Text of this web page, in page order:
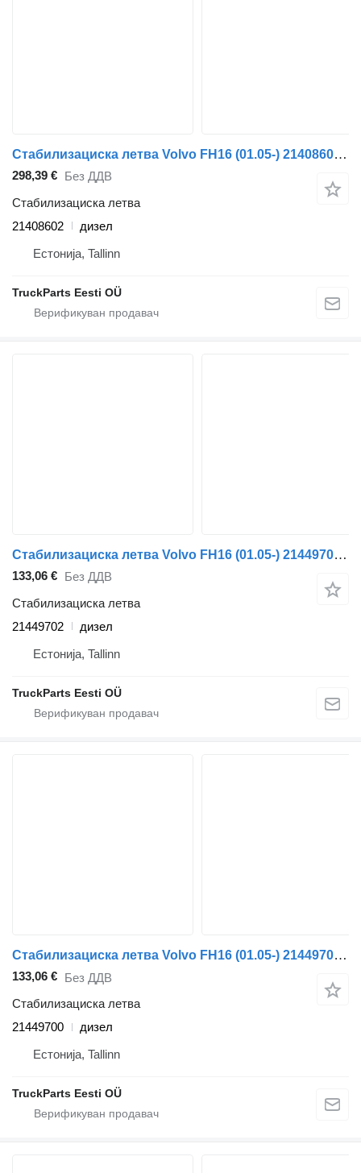
Стабилизациска летва Volvo FH16 (01.05-) 21408602 за камион влекач Volvo FH12, FH16, NH12, FH, VNL780 (1993-2014)
298,39 € Без ДДВ
Стабилизациска летва
21408602
дизел
Естонија, Tallinn
TruckParts Eesti OÜ
Стабилизациска летва Volvo FH16 (01.05-) 21449702 за камион влекач Volvo FH12, FH16, NH12, FH, VNL780 (1993-2014)
133,06 € Без ДДВ
Стабилизациска летва
21449702
дизел
Естонија, Tallinn
TruckParts Eesti OÜ
Стабилизациска летва Volvo FH16 (01.05-) 21449700 за камион влекач Volvo FH12, FH16, NH12, FH, VNL780 (1993-2014)
133,06 € Без ДДВ
Стабилизациска летва
21449700
дизел
Естонија, Tallinn
TruckParts Eesti OÜ